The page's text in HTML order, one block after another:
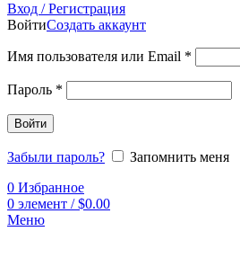
Вход / Регистрация
ВойтиСоздать аккаунт
Имя пользователя или Email *
Пароль *
Войти
Забыли пароль?
Запомнить меня
0 Избранное
0 элемент / $0.00
Меню